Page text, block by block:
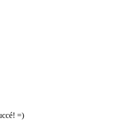
=)